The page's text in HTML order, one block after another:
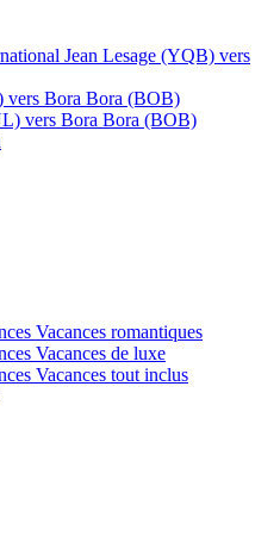
Jean Lesage (YQB) vers
vers Bora Bora (BOB)
vers Bora Bora (BOB)
Vacances romantiques
Vacances de luxe
Vacances tout inclus